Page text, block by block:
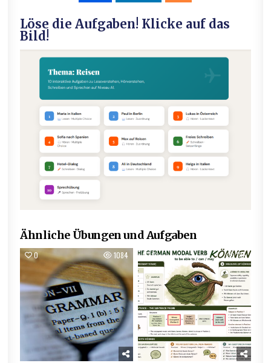
Löse die Aufgaben! Klicke auf das
Bild!
Ähnliche Übungen und Aufgaben
0 1084 0 185